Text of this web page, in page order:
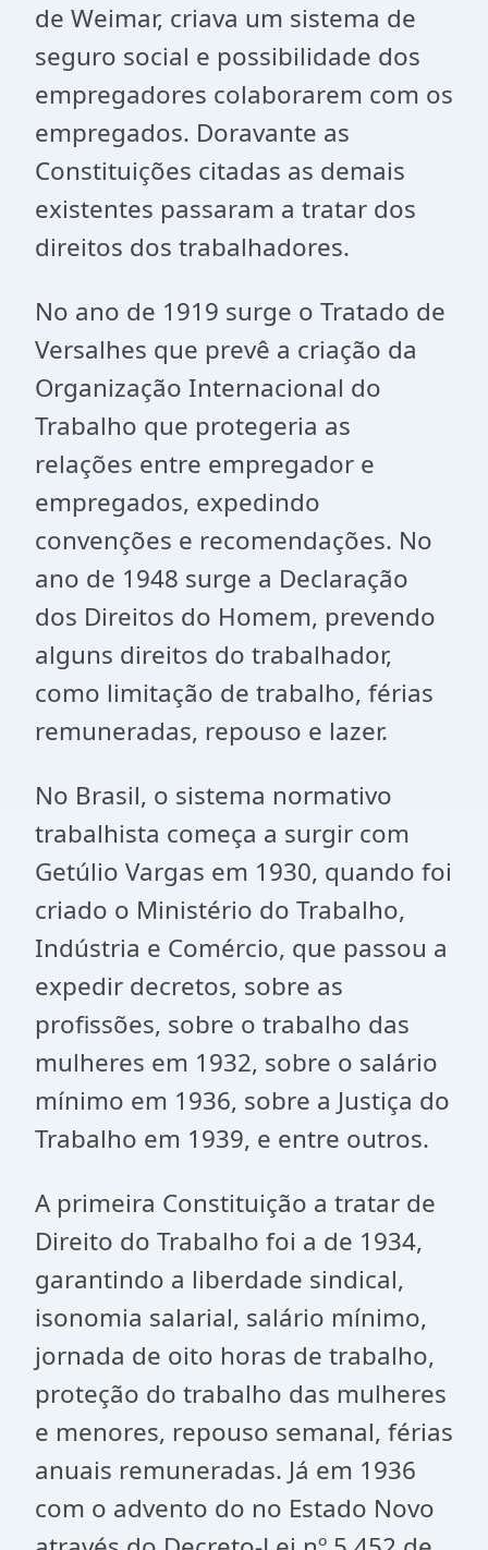
de Weimar, criava um sistema de
seguro social e possibilidade dos
empregadores colaborarem com os
empregados. Doravante as
Constituições citadas as demais
existentes passaram a tratar dos
direitos dos trabalhadores.
No ano de 1919 surge o Tratado de
Versalhes que prevê a criação da
Organização Internacional do
Trabalho que protegeria as
relações entre empregador e
empregados, expedindo
convenções e recomendações. No
ano de 1948 surge a Declaração
dos Direitos do Homem, prevendo
alguns direitos do trabalhador,
como limitação de trabalho, férias
remuneradas, repouso e lazer.
No Brasil, o sistema normativo
trabalhista começa a surgir com
Getúlio Vargas em 1930, quando foi
criado o Ministério do Trabalho,
Indústria e Comércio, que passou a
expedir decretos, sobre as
profissões, sobre o trabalho das
mulheres em 1932, sobre o salário
mínimo em 1936, sobre a Justiça do
Trabalho em 1939, e entre outros.
A primeira Constituição a tratar de
Direito do Trabalho foi a de 1934,
garantindo a liberdade sindical,
isonomia salarial, salário mínimo,
jornada de oito horas de trabalho,
proteção do trabalho das mulheres
e menores, repouso semanal, férias
anuais remuneradas. Já em 1936
com o advento do no Estado Novo